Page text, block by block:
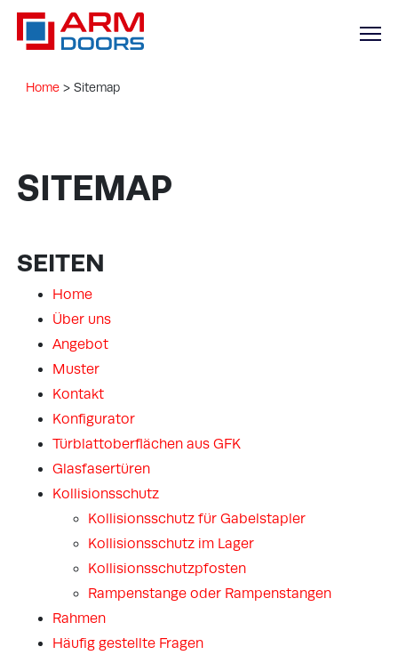
Home > Sitemap
SITEMAP
SEITEN
Home
Über uns
Angebot
Muster
Kontakt
Konfigurator
Türblattoberflächen aus GFK
Glasfasertüren
Kollisionsschutz
Kollisionsschutz für Gabelstapler
Kollisionsschutz im Lager
Kollisionsschutzpfosten
Rampenstange oder Rampenstangen
Rahmen
Häufig gestellte Fragen